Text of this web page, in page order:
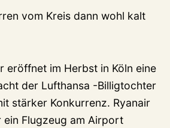
vom Kreis dann wohl kalt
eröffnet im Herbst in Köln eine
der Lufthansa -Billigtochter
stärker Konkurrenz. Ryanair
Flugzeug am Airport